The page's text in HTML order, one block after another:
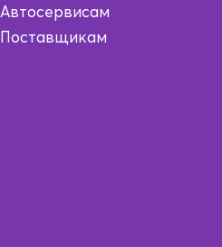
Автосервисам
Поставщикам